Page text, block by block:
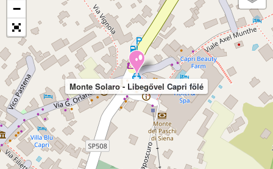
Monte Solaro - Libegővel Capri fölé
−